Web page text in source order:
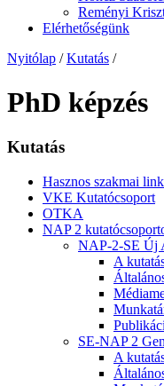
Reményi
Elérhetőségünk
Nyitólap / Kutatás /
PhD képzés
Kutatás
Hasznos szakmai
VKE Kutatócsoport
OTKA
NAP 2
NAP-2-SE Új
A
SE-NAP 2
A